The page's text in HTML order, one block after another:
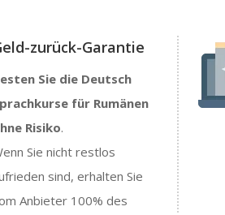
zurück-Garantie
Sie die Deutsch
für Rumänen
Risiko.
Sie nicht restlos
sind, erhalten Sie
Anbieter 100% des